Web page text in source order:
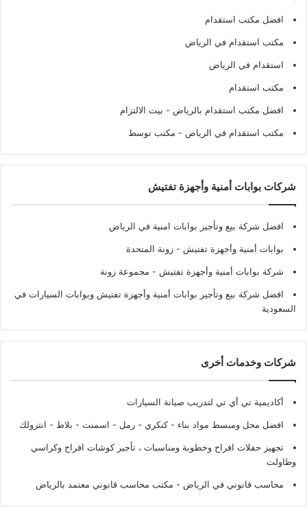
افضل مكتب استقدام
مكتب استقدام في الرياض
استقدام في الرياض
مكتب استقدام
افضل مكتب استقدام بالرياض - بيت الالتزام
مكتب استقدام في الرياض - مكتب توسط
شركات بوابات أمنية وأجهزة تفتيش
افضل شركة بيع وتأجير بوابات امنية في الرياض
بوابات أمنية وأجهزة تفتيش - زونة المتحدة
شركة بوابات أمنية وأجهزة تفتيش - مجموعة زونة
افضل شركة بيع وتأجير بوابات أمنية وأجهزة تفتيش وبوابات السيارات في
السعودية
شركات وخدمات أخرى
أكاديمية تي أي تي لتدريب صيانة السيارات
افضل محل ومبسط مواد بناء - كنكري - رمل - اسمنت - بلاط - انترولك
تجهيز حفلات افراح وخطوبة ومناسبات ، تأجير كوشات افراح وكراسي
وطاولت
محاسب قانوني في الرياض - مكتب محاسب قانوني معتمد بالرياض